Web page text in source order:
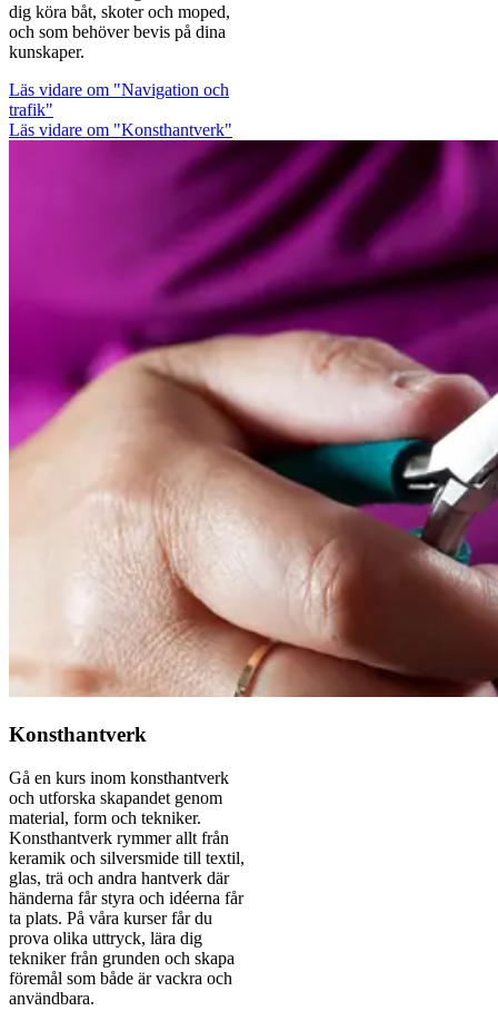
dig köra båt, skoter och moped,
och som behöver bevis på dina
kunskaper.
Läs vidare om "Navigation och
trafik"
Läs vidare om "Konsthantverk"
Konsthantverk
Gå en kurs inom konsthantverk
och utforska skapandet genom
material, form och tekniker.
Konsthantverk rymmer allt från
keramik och silversmide till textil,
glas, trä och andra hantverk där
händerna får styra och idéerna får
ta plats. På våra kurser får du
prova olika uttryck, lära dig
tekniker från grunden och skapa
föremål som både är vackra och
användbara.